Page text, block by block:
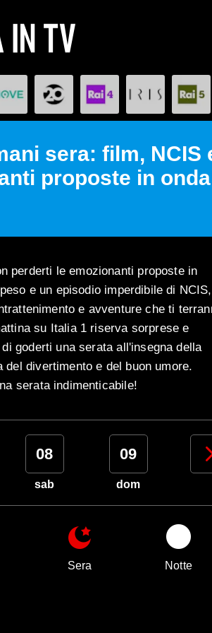
sera: film, NCIS
proposte in
perderti le emozionanti proposte in
e un episodio imperdibile di
e avventure che ti
su Italia 1 riserva sorprese e
goderti una serata all'insegna della
divertimento e del buon umore.
serata indimenticabile!
08
sab
09
dom
Sera Notte